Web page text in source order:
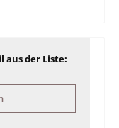
aus der Liste: